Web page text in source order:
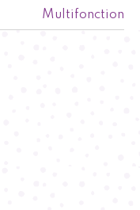
Multifonction